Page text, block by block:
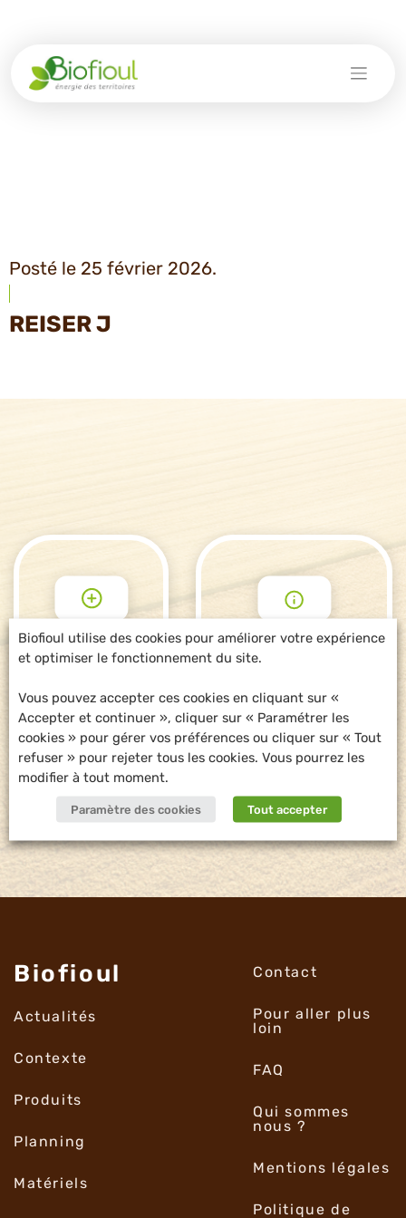
Posté le 25 février 2026.
REISER J
POUR ALLER
PLUS LOIN
DEMANDE
D'INFORMATIONS
Biofioul
Actualités
Contexte
Produits
Planning
Matériels
Contact
Pour aller plus
loin
FAQ
Qui sommes
nous ?
Mentions légales
Politique de
Biofioul utilise des cookies pour améliorer votre expérience
et optimiser le fonctionnement du site.
Vous pouvez accepter ces cookies en cliquant sur «
Accepter et continuer », cliquer sur « Paramétrer les
cookies » pour gérer vos préférences ou cliquer sur « Tout
refuser » pour rejeter tous les cookies. Vous pourrez les
modifier à tout moment.
Paramètre des cookies Tout accepter